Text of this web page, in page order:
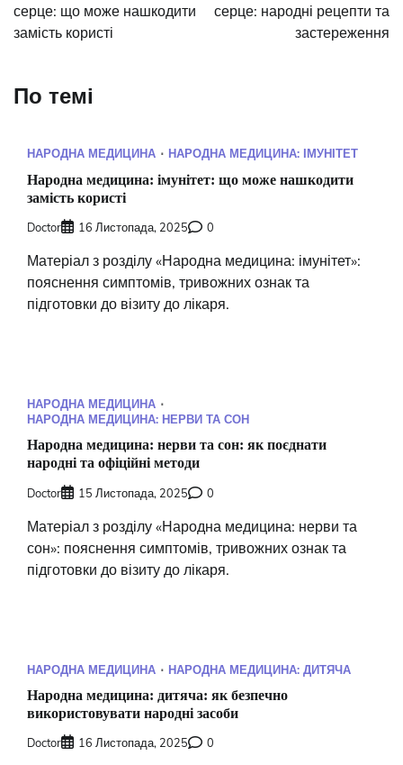
серце: що може нашкодити
замість користі
серце: народні рецепти та
застереження
По темі
НАРОДНА МЕДИЦИНА НАРОДНА МЕДИЦИНА: ІМУНІТЕТ
Народна медицина: імунітет: що може нашкодити
замість користі
Doctor 16 Листопада, 2025 0
Матеріал з розділу «Народна медицина: імунітет»:
пояснення симптомів, тривожних ознак та
підготовки до візиту до лікаря.
НАРОДНА МЕДИЦИНА
НАРОДНА МЕДИЦИНА: НЕРВИ ТА СОН
Народна медицина: нерви та сон: як поєднати
народні та офіційні методи
Doctor 15 Листопада, 2025 0
Матеріал з розділу «Народна медицина: нерви та
сон»: пояснення симптомів, тривожних ознак та
підготовки до візиту до лікаря.
НАРОДНА МЕДИЦИНА НАРОДНА МЕДИЦИНА: ДИТЯЧА
Народна медицина: дитяча: як безпечно
використовувати народні засоби
Doctor 16 Листопада, 2025 0